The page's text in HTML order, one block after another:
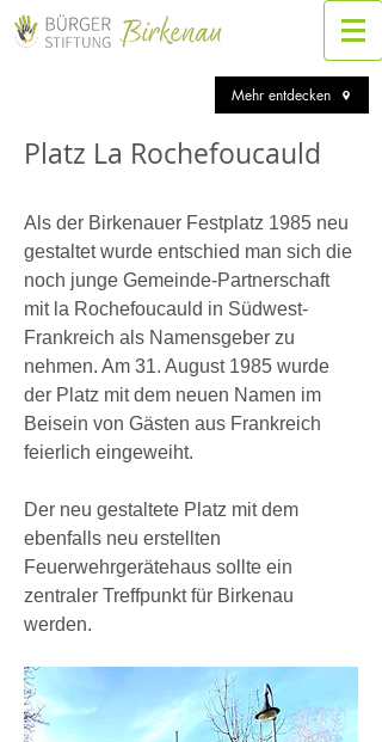
Mehr entdecken
Platz La Rochefoucauld
Als der Birkenauer Festplatz 1985 neu
gestaltet wurde entschied man sich die
noch junge Gemeinde-Partnerschaft
mit la Rochefoucauld in Südwest-
Frankreich als Namensgeber zu
nehmen. Am 31. August 1985 wurde
der Platz mit dem neuen Namen im
Beisein von Gästen aus Frankreich
feierlich eingeweiht.
Der neu gestaltete Platz mit dem
ebenfalls neu erstellten
Feuerwehrgerätehaus sollte ein
zentraler Treffpunkt für Birkenau
werden.